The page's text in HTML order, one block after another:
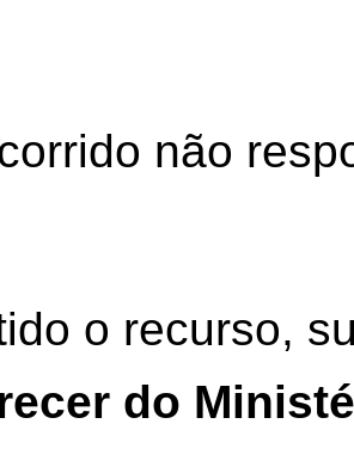
não
o recurso,
do